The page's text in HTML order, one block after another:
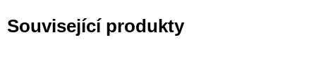
Související produkty